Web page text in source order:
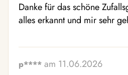
Danke für das schöne
alles erkannt und mir sehr
p**** am 11.06.2026